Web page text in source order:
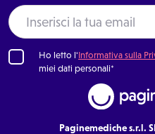
Ho letto l'Informativa sulla
miei dati personali*
Paginemediche s.r.l.